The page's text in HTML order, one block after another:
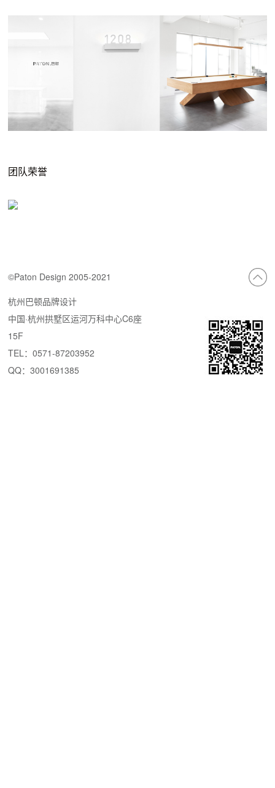
团队荣誉
©Paton Design 2005-2021
杭州巴顿品牌设计
中国·杭州拱墅区运河万科中心C6座
15F
TEL：0571-87203952
QQ：3001691385